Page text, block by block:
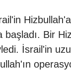
Bir
İsrail'in